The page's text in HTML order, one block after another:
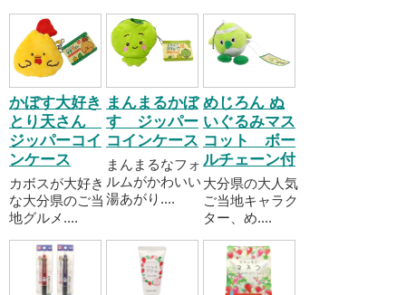
かぼす大好き
とり天さん
ジッパーコイ
ンケース
カボスが大好き
な大分県のご当
地グルメ....
まんまるかぼ
す ジッパー
コインケース
まんまるなフォ
ルムがかわいい
湯あがり....
めじろん ぬ
いぐるみマス
コット ボー
ルチェーン付
大分県の大人気
ご当地キャラク
ター、め....